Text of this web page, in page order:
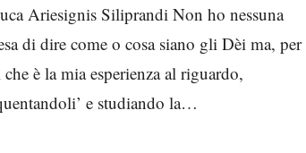
Ariesignis Siliprandi Non ho nessuna
di dire come o cosa siano gli Dèi ma, per
è la mia esperienza al riguardo,
e studiando la…